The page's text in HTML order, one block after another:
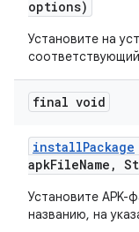
options)
Установите на
final void
installPackage
apkFileName ,
Установите APK-
названию, на